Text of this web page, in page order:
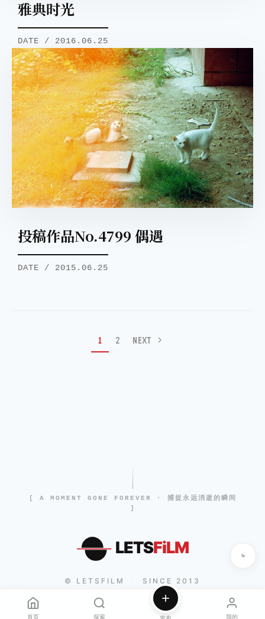
雅典时光
DATE / 2016.06.25
投稿作品No.4799 偶遇
DATE / 2015.06.25
1 2 NEXT
[ A MOMENT GONE FOREVER · 捕捉永远消逝的瞬间
]
LETSFiLM
© LETSFILM SINCE 2013
首页 探索 发布 我的